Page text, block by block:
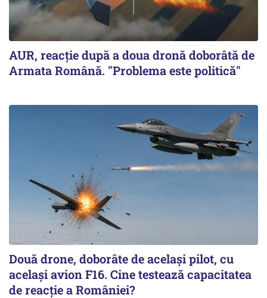
AUR, reacţie după a doua dronă doborâtă de
Armata Română. "Problema este politică"
Două drone, doborâte de acelaşi pilot, cu
acelaşi avion F16. Cine testează capacitatea
de reacţie a României?